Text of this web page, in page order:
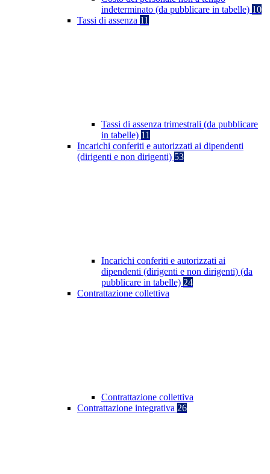
indeterminato (da pubblicare in tabelle) 10
Tassi di assenza 11
Tassi di assenza trimestrali (da pubblicare
in tabelle) 11
Incarichi conferiti e autorizzati ai dipendenti
(dirigenti e non dirigenti) 53
Incarichi conferiti e autorizzati ai
dipendenti (dirigenti e non dirigenti) (da
pubblicare in tabelle) 24
Contrattazione collettiva
Contrattazione collettiva
Contrattazione integrativa 26